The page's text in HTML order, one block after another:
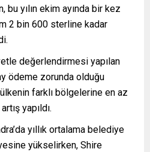
yılın ekim ayında bir kez
2 bin 600 sterline kadar
değerlendirmesi yapılan
ödeme zorunda olduğu
farklı bölgelerine en az
yapıldı.
yıllık ortalama belediye
yükselirken, Shire